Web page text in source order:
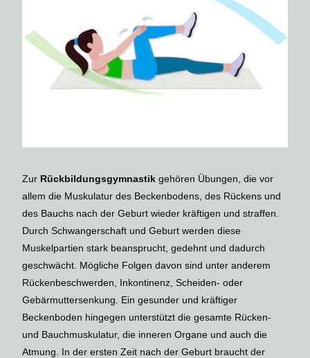
Zur Rückbildungsgymnastik gehören Übungen, die vor
allem die Muskulatur des Beckenbodens, des Rückens und
des Bauchs nach der Geburt wieder kräftigen und straffen.
Durch Schwangerschaft und Geburt werden diese
Muskelpartien stark beansprucht, gedehnt und dadurch
geschwächt. Mögliche Folgen davon sind unter anderem
Rückenbeschwerden, Inkontinenz, Scheiden- oder
Gebärmuttersenkung. Ein gesunder und kräftiger
Beckenboden hingegen unterstützt die gesamte Rücken-
und Bauchmuskulatur, die inneren Organe und auch die
Atmung. In der ersten Zeit nach der Geburt braucht der